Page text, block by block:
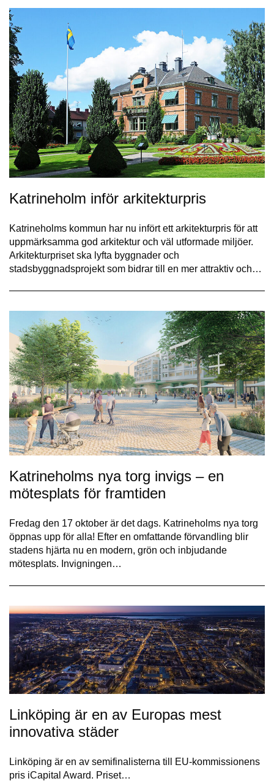
Katrineholm inför arkitekturpris
Katrineholms kommun har nu infört ett arkitekturpris för att
uppmärksamma god arkitektur och väl utformade miljöer.
Arkitekturpriset ska lyfta byggnader och
stadsbyggnadsprojekt som bidrar till en mer attraktiv och…
Katrineholms nya torg invigs – en
mötesplats för framtiden
Fredag den 17 oktober är det dags. Katrineholms nya torg
öppnas upp för alla! Efter en omfattande förvandling blir
stadens hjärta nu en modern, grön och inbjudande
mötesplats. Invigningen…
Linköping är en av Europas mest
innovativa städer
Linköping är en av semifinalisterna till EU-kommissionens
pris iCapital Award. Priset…